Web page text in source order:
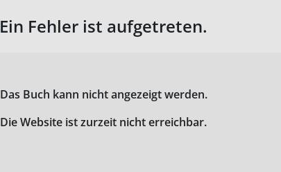
Ein Fehler ist aufgetreten.
Das Buch kann nicht angezeigt werden.
Die Website ist zurzeit nicht erreichbar.